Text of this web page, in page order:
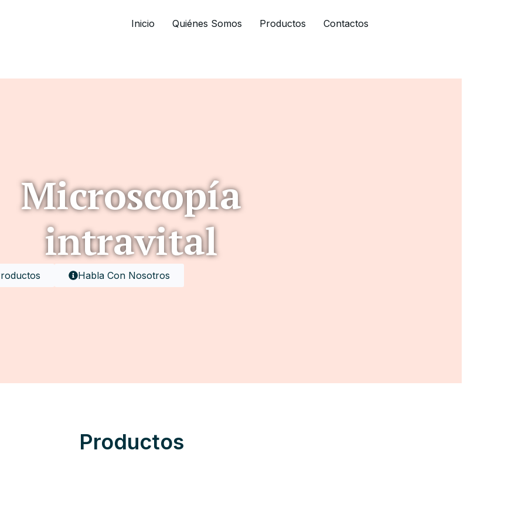
Inicio Quiénes Somos Productos Contactos
Microscopía
intravital
Habla Con Nosotros
Productos